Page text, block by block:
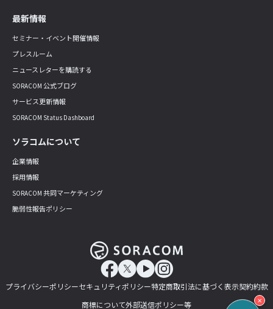
最新情報
セミナー・イベント開催情報
プレスルーム
ニュースレターを購読する
SORACOM 公式ブログ
サービス更新情報
SORACOM Status Dashboard
ソラコムについて
企業情報
採用情報
SORACOM 共同マーケティング
脆弱性報告ポリシー
プライバシーポリシーセキュリティポリシー特定商取引法に基づく表示契約約款
商標について外部送信ポリシー等
✕